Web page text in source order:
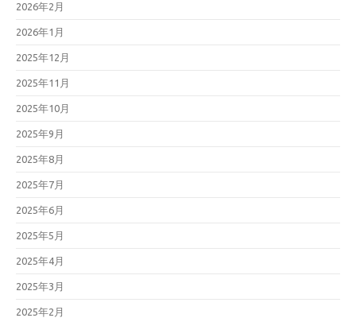
2026年2月
2026年1月
2025年12月
2025年11月
2025年10月
2025年9月
2025年8月
2025年7月
2025年6月
2025年5月
2025年4月
2025年3月
2025年2月